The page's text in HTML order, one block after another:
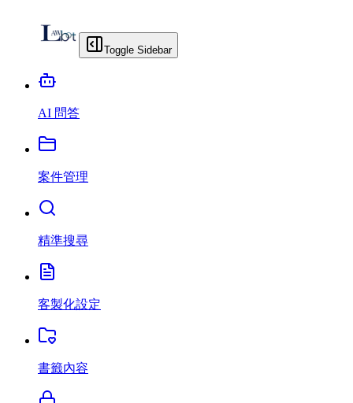
Toggle Sidebar
AI 問答
案件管理
精準搜尋
客製化設定
書籤內容